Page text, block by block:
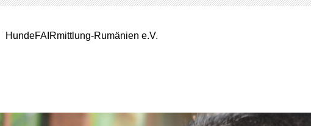
HundeFAIRmittlung-Rumänien e.V.